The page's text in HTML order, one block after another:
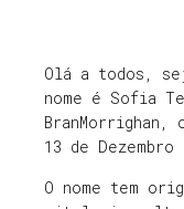
Olá a todos,
nome é Sofia
BranMorrighan,
13 de Dezembro
O nome tem